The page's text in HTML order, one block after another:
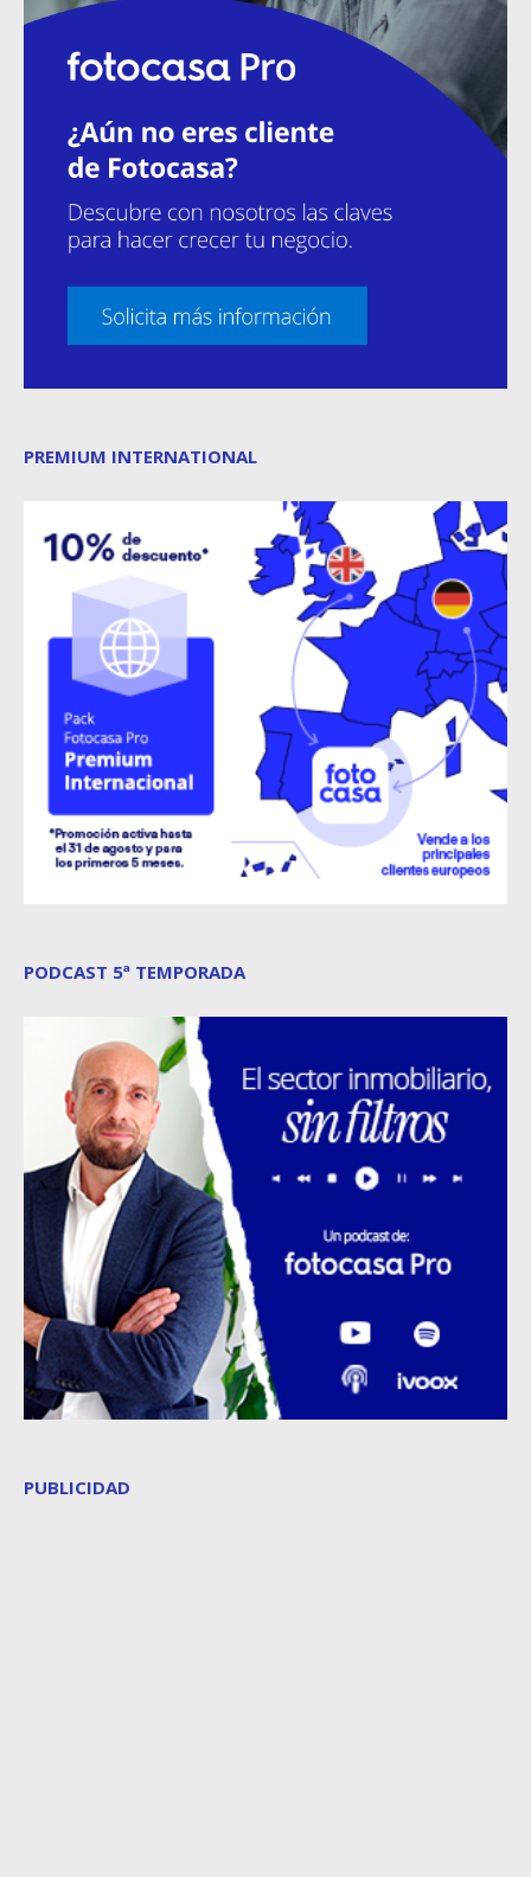
PREMIUM INTERNATIONAL
PODCAST 5ª TEMPORADA
PUBLICIDAD